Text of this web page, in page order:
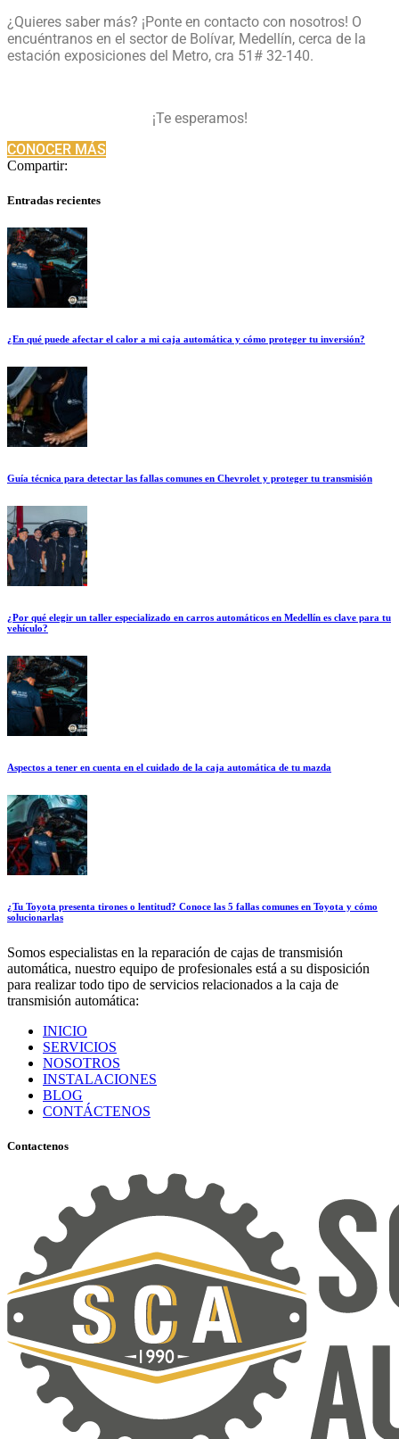
¿Quieres saber más? ¡Ponte en contacto con nosotros! O
encuéntranos en el sector de Bolívar, Medellín, cerca de la
estación exposiciones del Metro, cra 51# 32-140.
¡Te esperamos!
CONOCER MÁS
Compartir:
Entradas recientes
¿En qué puede afectar el calor a mi caja automática y cómo proteger tu inversión?
Guía técnica para detectar las fallas comunes en Chevrolet y proteger tu transmisión
¿Por qué elegir un taller especializado en carros automáticos en Medellín es clave para tu
vehículo?
Aspectos a tener en cuenta en el cuidado de la caja automática de tu mazda
¿Tu Toyota presenta tirones o lentitud? Conoce las 5 fallas comunes en Toyota y cómo
solucionarlas
Somos especialistas en la reparación de cajas de transmisión
automática, nuestro equipo de profesionales está a su disposición
para realizar todo tipo de servicios relacionados a la caja de
transmisión automática:
INICIO
SERVICIOS
NOSOTROS
INSTALACIONES
BLOG
CONTÁCTENOS
Contactenos